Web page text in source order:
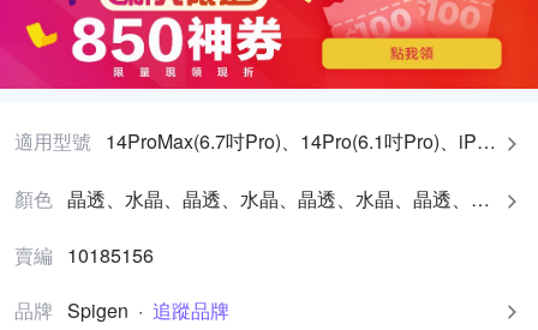
適用型號 14ProMax(6.7吋Pro)、14Pro(6.1吋Pro)、iPhone14(6.1吋)、14Plus(6.7吋)
顏色 晶透、水晶、晶透、水晶、晶透、水晶、晶透、水晶
賣編
10185156
品牌 Spigen · 追蹤品牌